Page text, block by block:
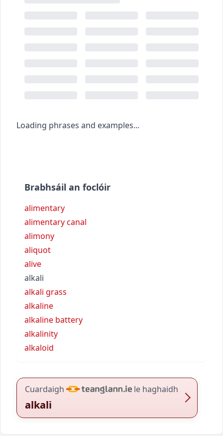
Loading phrases and examples...
Brabhsáil an foclóir
alimentary
alimentary canal
alimony
aliquot
alive
alkali
alkali grass
alkaline
alkaline battery
alkalinity
alkaloid
Cuardaigh le haghaidh
alkali